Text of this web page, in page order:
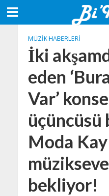
MÜZIK HABERLERI
İki
eden
Var’
üçüncüsü
Moda
bekliyor!